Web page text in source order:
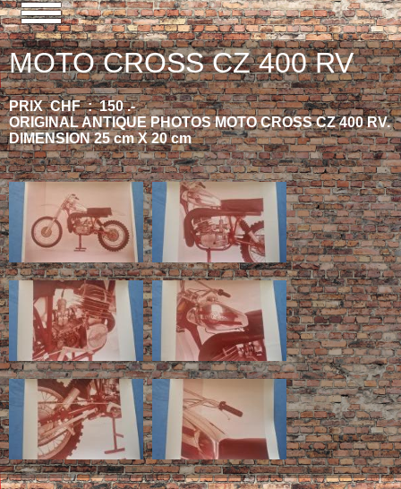
MOTO CROSS CZ 400 RV
PRIX CHF : 150 .-
ORIGINAL ANTIQUE PHOTOS MOTO CROSS CZ 400 RV.
DIMENSION 25 cm X 20 cm